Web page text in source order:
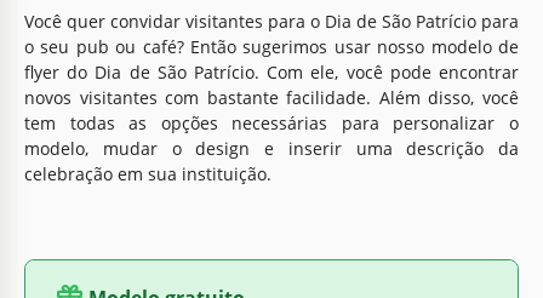
Você quer convidar visitantes para o Dia de São Patrício para
o seu pub ou café? Então sugerimos usar nosso modelo de
flyer do Dia de São Patrício. Com ele, você pode encontrar
novos visitantes com bastante facilidade. Além disso, você
tem todas as opções necessárias para personalizar o
modelo, mudar o design e inserir uma descrição da
celebração em sua instituição.